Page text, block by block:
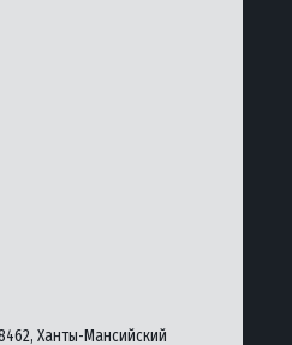
Ханты-Мансийский